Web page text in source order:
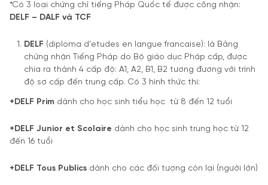
*Có 3 loại chứng chỉ tiếng Pháp Quốc tế được công nhận:
DELF – DALF và TCF
DELF (diploma d’etudes en langue francaise): là Bằng
chứng nhận Tiếng Pháp do Bộ giáo dục Pháp cấp, được
chia ra thành 4 cấp độ: A1, A2, B1, B2 tương đương với trình
độ sơ cấp đến trung cấp. Có 3 hình thức thi:
+DELF Prim dành cho học sinh tiểu học từ 8 đến 12 tuổi
+DELF Junior et Scolaire dành cho học sinh trung học từ 12
đến 16 tuổi
+DELF Tous Publics dành cho các đối tượng còn lại (người lớn)